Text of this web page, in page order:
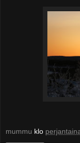
mummu klo